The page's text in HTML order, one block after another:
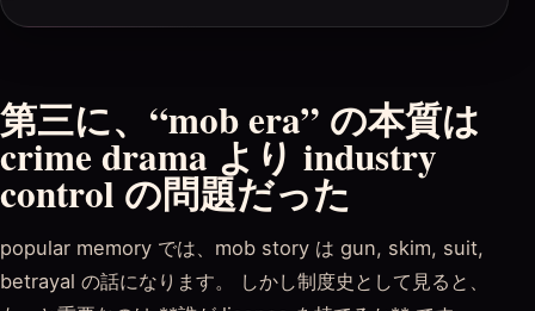
第三に、“mob era” の本質は
crime drama より industry
control の問題だった
popular memory では、mob story は gun, skim, suit,
betrayal の話になります。 しかし制度史として見ると、